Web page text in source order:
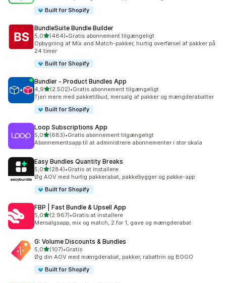
Built for Shopify
BundleSuite Bundle Builder
5,0ud af 5 stjerner
(464)
464 anmeldelser i alt
•Gratis abonnement tilgængeligt
Opbygning af Mix and Match-pakker, hurtig overførsel af pakker på
24 timer
Built for Shopify
Bundler ‑ Product Bundles App
4,9ud af 5 stjerner
(2.502)
2502 anmeldelser i alt
•Gratis abonnement tilgængeligt
Tjen mere med pakketilbud, mersalg af pakker og mængderabatter
Built for Shopify
Loop Subscriptions App
5,0ud af 5 stjerner
(683)
683 anmeldelser i alt
•Gratis abonnement tilgængeligt
Abonnementsapp til at administrere abonnementer i stor skala
Easy Bundles Quantity Breaks
5,0ud af 5 stjerner
(284)
284 anmeldelser i alt
•Gratis at installere
Øg AOV med hurtig pakkerabat, pakkebygger og pakke-app
Built for Shopify
FBP | Fast Bundle & Upsell App
5,0ud af 5 stjerner
(2.967)
2967 anmeldelser i alt
•Gratis at installere
Mersalgsapp, mix og match, 2 for 1, gave og mængderabat
G: Volume Discounts & Bundles
5,0ud af 5 stjerner
(107)
107 anmeldelser i alt
•Gratis
Øg din AOV med mængderabat, pakker, rabattrin og BOGO
Built for Shopify